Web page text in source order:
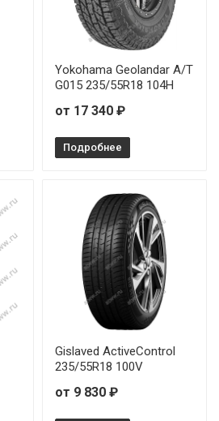
Yokohama Geolandar A/T
G015 235/55R18 104H
от 17 340 ₽
Подробнее
Gislaved ActiveControl
235/55R18 100V
от 9 830 ₽